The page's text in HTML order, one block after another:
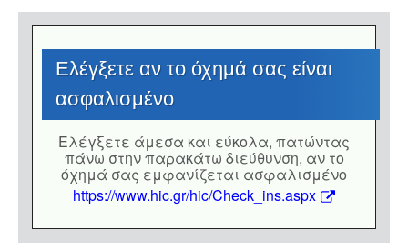
Eλέγξετε αν το όχημά σας είναι
ασφαλισμένο
Eλέγξετε άμεσα και εύκολα, πατώντας
πάνω στην παρακάτω διεύθυνση, αν το
όχημά σας εμφανίζεται ασφαλισμένο
https://www.hic.gr/hic/Check_ins.aspx